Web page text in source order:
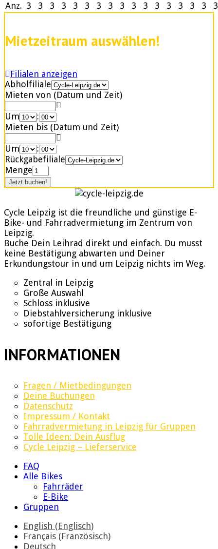
Anz. 3 3 3 3 3 3 3 3 3 3 3 3 3 3 3 3 3
Mietzeitraum auswählen!
Filialen anzeigen
Abholfiliale
Mieten von (Datum und Zeit)
Um
:
Mieten bis (Datum und Zeit)
Um
:
Rückgabefiliale
Menge
Cycle Leipzig ist die freundliche und günstige E-
Bike- und Fahrradvermietung im Zentrum von
Leipzig.
Buche Dein Leihrad direkt und einfach. Du musst
keine Bestätigung abwarten und Deiner
Erkundungstour in und um Leipzig nichts im Weg.
Zentral in Leipzig
Große Auswahl
Schloss inklusive
Diebstahlversicherung inklusive
sofortige Bestätigung
INFORMATIONEN
Fragen / Mietbedingungen
Deine Buchungen
Datenschutz
Impressum / Kontakt
Fahrradvermietung in Leipzig für Gruppen
Tolle Ideen: Dein Ausflug
Cycle Leipzig – Lieferservice
FAQ
Alle Bikes
Fahrräder
E-Bike
Gruppen
English (Englisch)
Français (Französisch)
Deutsch